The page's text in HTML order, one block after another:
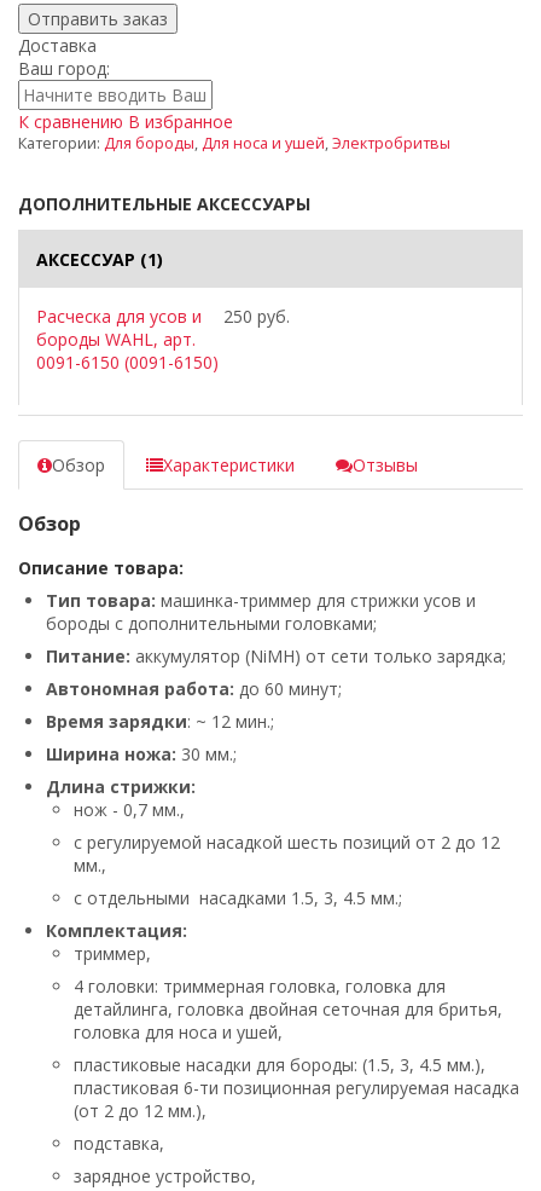
Доставка
Ваш город:
К сравнению В избранное
Категории: Для бороды,Для носа и ушей,Электробритвы
ДОПОЛНИТЕЛЬНЫЕ АКСЕССУАРЫ
АКСЕССУАР (1)
Расческа для усов и
бороды WAHL, арт.
0091-6150 (0091-6150)
250 руб.
Обзор Характеристики Отзывы
Обзор
Описание товара:
Тип товара: машинка-триммер для стрижки усов и
бороды с дополнительными головками;
Питание: аккумулятор (NiMH) от сети только зарядка;
Автономная работа: до 60 минут;
Время зарядки: ~ 12 мин.;
Ширина ножа: 30 мм.;
Длина стрижки:
нож - 0,7 мм.,
с регулируемой насадкой шесть позиций от 2 до 12
мм.,
с отдельными насадками 1.5, 3, 4.5 мм.;
Комплектация:
триммер,
4 головки: триммерная головка, головка для
детайлинга, головка двойная сеточная для бритья,
головка для носа и ушей,
пластиковые насадки для бороды: (1.5, 3, 4.5 мм.),
пластиковая 6-ти позиционная регулируемая насадка
(от 2 до 12 мм.),
подставка,
зарядное устройство,